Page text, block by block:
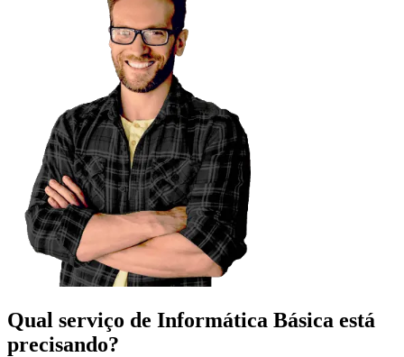
Qual serviço de Informática Básica está
precisando?